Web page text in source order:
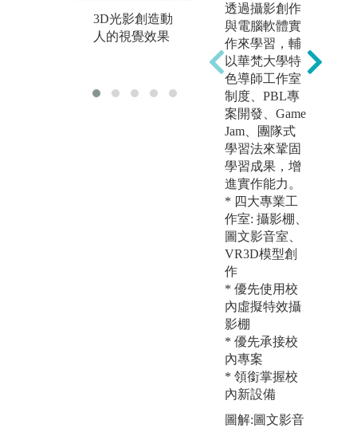
3D光影創造動
人的視覺效果
3D角色建模與
材質貼圖技巧
訓練
透過攝影創作
與電腦軟體實
作來學習，輔
以華梵大學特
色導師工作室
制度、PBL專
案開發、Game
Jam、團隊式
學習法來鞏固
學習成果，增
進實作能力。
* 四大專業工
作室: 攝影棚、
圖文影音室、
VR3D模型創
作
* 優先使用校
內虛擬特效攝
影棚
* 優先承接校
內專案
* 領銜掌握校
內新設備
圖解:圖文影音